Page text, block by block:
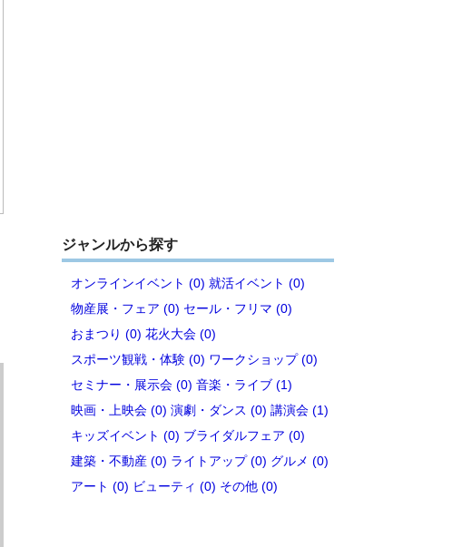
ジャンルから探す
オンラインイベント (0) 就活イベント (0)
物産展・フェア (0) セール・フリマ (0)
おまつり (0) 花火大会 (0)
スポーツ観戦・体験 (0) ワークショップ (0)
セミナー・展示会 (0) 音楽・ライブ (1)
映画・上映会 (0) 演劇・ダンス (0) 講演会 (1)
キッズイベント (0) ブライダルフェア (0)
建築・不動産 (0) ライトアップ (0) グルメ (0)
アート (0) ビューティ (0) その他 (0)